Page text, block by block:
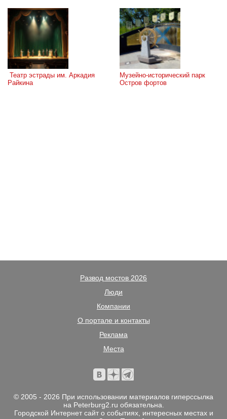
Райкина
Музейно-исторический парк
Остров фортов
Развод мостов 2026
Люди
Компании
О портале и контакты
Реклама
Места
© 2005 - 2026 При использовании материалов гиперссылка
на Peterburg2.ru обязательна.
Городской Интернет сайт о событиях, интересных местах и